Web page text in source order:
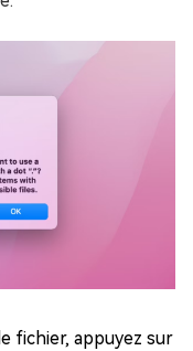
fichier, appuyez sur